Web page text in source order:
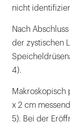
nicht
Nach
der zystischen
4).
Makroskopisch
x 2 cm
5). Bei der